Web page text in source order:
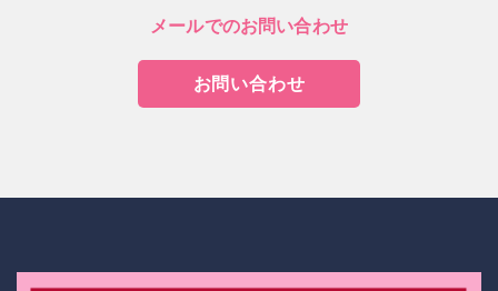
メールでのお問い合わせ
お問い合わせ